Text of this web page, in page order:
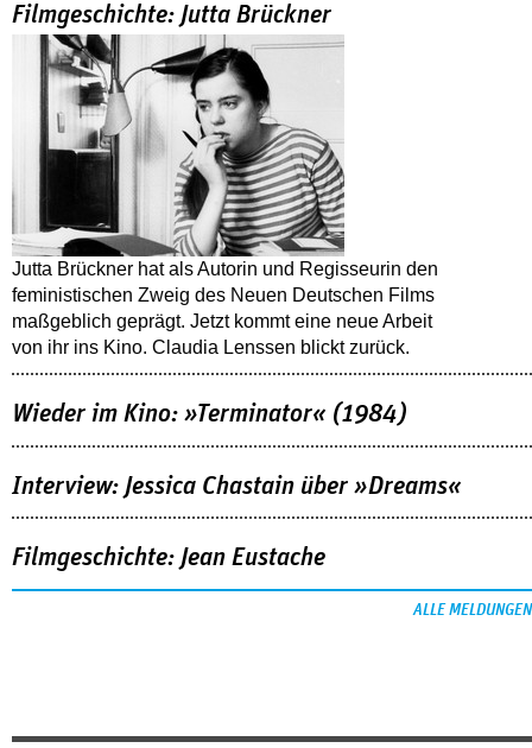
Filmgeschichte: Jutta Brückner
Jutta Brückner hat als Autorin und Regisseurin den
feministischen Zweig des Neuen Deutschen Films
maßgeblich geprägt. Jetzt kommt eine neue Arbeit
von ihr ins Kino. Claudia Lenssen blickt zurück.
Wieder im Kino: »Terminator« (1984)
Interview: Jessica Chastain über »Dreams«
Filmgeschichte: Jean Eustache
ALLE MELDUNGEN